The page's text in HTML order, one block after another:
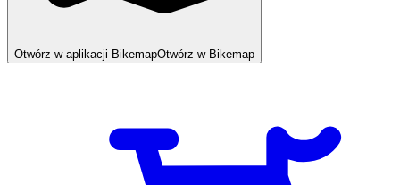
Otwórz w aplikacji BikemapOtwórz w Bikemap